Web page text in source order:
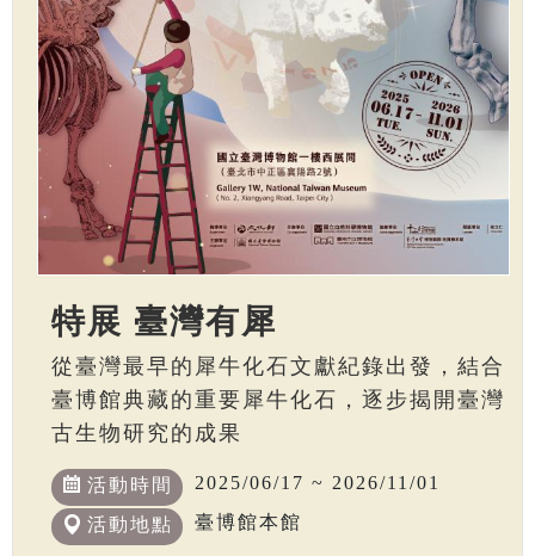
特展 臺灣有犀
從臺灣最早的犀牛化石文獻紀錄出發，結合
臺博館典藏的重要犀牛化石，逐步揭開臺灣
古生物研究的成果
活動時間 2025/06/17 ~ 2026/11/01
活動地點 臺博館本館